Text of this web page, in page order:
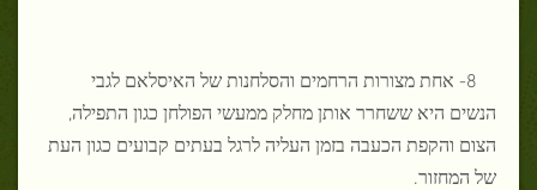
8- אחת מצורות הרחמים והסלחנות של האיסלאם לגבי
הנשים היא ששחרר אותן מחלק ממעשי הפולחן כגון התפילה,
הצום והקפת הכעבה בזמן העליה לרגל בעתים קבועים כגון העת
של המחזור.